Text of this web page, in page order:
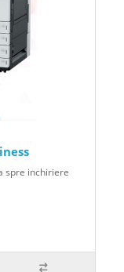
spre inchiriere